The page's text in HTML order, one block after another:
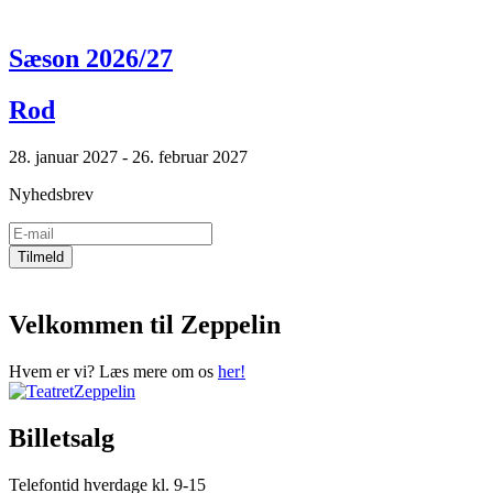
Sæson 2026/27
Rod
28. januar 2027 - 26. februar 2027
Nyhedsbrev
Velkommen til Zeppelin
Hvem er vi? Læs mere om os her!
Billetsalg
Telefontid hverdage kl. 9-15